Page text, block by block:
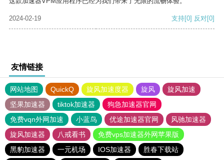
2024-02-19 支持[0] 反对[0]
友情链接
网站地图 QuickQ 旋风加速度器 旋风
旋风加速
坚果加速器
tiktok加速器
狗急加速器官网
免费vqn外网加速
小蓝鸟 优途加速器官网
风驰加速器
旋风加速器
八戒看书
免费vps加速器外网苹果版
黑豹加速器
一元机场 IOS加速器
胜春下载站